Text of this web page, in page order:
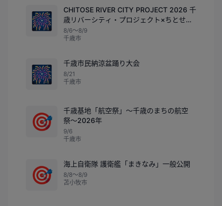
🎆
CHITOSE RIVER CITY PROJECT 2026 千
歳リバーシティ・プロジェクト×ちとせ川
ビール祭り
8/6〜8/9
千歳市
🎆
千歳市民納涼盆踊り大会
8/21
千歳市
🎯
千歳基地「航空祭」〜千歳のまちの航空
祭〜2026年
9/6
千歳市
🎯
海上自衛隊 護衛艦「まきなみ」一般公開
8/8〜8/9
苫小牧市